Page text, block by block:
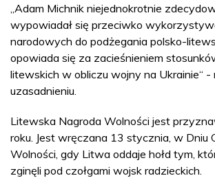
„Adam Michnik niejednokrotnie
wypowiadał się przeciwko
narodowych do podżegania polsko-
opowiada się za zacieśnieniem
litewskich w obliczu wojny na Ukrainie“ -
uzasadnieniu.
Litewska Nagroda Wolności jest
roku. Jest wręczana 13 stycznia, w Dniu
Wolności, gdy Litwa oddaje hołd tym,
zginęli pod czołgami wojsk radzieckich.